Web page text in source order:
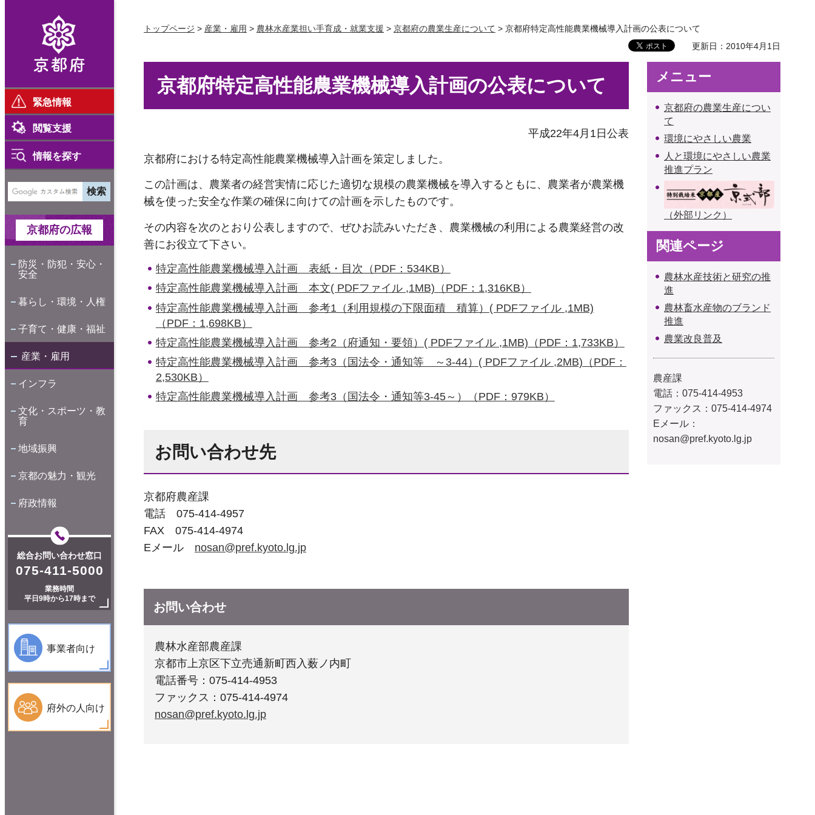
緊急情報
閲覧支援
情報を探す
京都府の広報
防災・防犯・安心・
安全
暮らし・環境・人権
子育て・健康・福祉
産業・雇用
インフラ
文化・スポーツ・教
育
地域振興
京都の魅力・観光
府政情報
総合お問い合わせ窓口
075-411-5000
業務時間
平日9時から17時まで
事業者向け
府外の人向け
トップページ > 産業・雇用 > 農林水産業担い手育成・就業支援 > 京都府の農業生産について > 京都府特定高性能農業機械導入計画の公表について
更新日：2010年4月1日
京都府特定高性能農業機械導入計画の公表について
平成22年4月1日公表
京都府における特定高性能農業機械導入計画を策定しました。
この計画は、農業者の経営実情に応じた適切な規模の農業機械を導入するともに、農業者が農業機
械を使った安全な作業の確保に向けての計画を示したものです。
その内容を次のとおり公表しますので、ぜひお読みいただき、農業機械の利用による農業経営の改
善にお役立て下さい。
特定高性能農業機械導入計画 表紙・目次（PDF：534KB）
特定高性能農業機械導入計画 本文( PDFファイル ,1MB)（PDF：1,316KB）
特定高性能農業機械導入計画 参考1（利用規模の下限面積 積算）( PDFファイル ,1MB)
（PDF：1,698KB）
特定高性能農業機械導入計画 参考2（府通知・要領）( PDFファイル ,1MB)（PDF：1,733KB）
特定高性能農業機械導入計画 参考3（国法令・通知等 ～3-44）( PDFファイル ,2MB)（PDF：
2,530KB）
特定高性能農業機械導入計画 参考3（国法令・通知等3-45～）（PDF：979KB）
お問い合わせ先
京都府農産課
電話 075-414-4957
FAX 075-414-4974
Eメール nosan@pref.kyoto.lg.jp
お問い合わせ
農林水産部農産課
京都市上京区下立売通新町西入薮ノ内町
電話番号：075-414-4953
ファックス：075-414-4974
nosan@pref.kyoto.lg.jp
メニュー
京都府の農業生産につい
て
環境にやさしい農業
人と環境にやさしい農業
推進プラン
（外部リンク）
関連ページ
農林水産技術と研究の推
進
農林畜水産物のブランド
推進
農業改良普及
農産課
電話：075-414-4953
ファックス：075-414-4974
Eメール：
nosan@pref.kyoto.lg.jp